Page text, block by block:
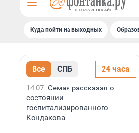
Куда пойти на выходных
Все СПБ 24 часа
14:07 Семак рассказал о
состоянии
госпитализированного
Кондакова